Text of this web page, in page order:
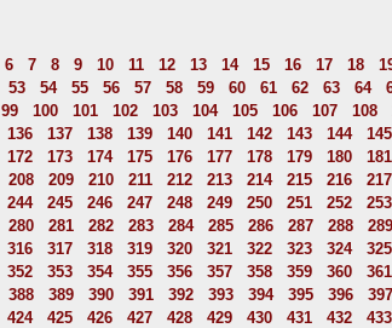
6 7 8 9 10 11 12 13 14 15 16 17 18
53 54 55 56 57 58 59 60 61 62 63 64
99 100 101 102 103 104 105 106 107 108
136 137 138 139 140 141 142 143 144 145
172 173 174 175 176 177 178 179 180 181
208 209 210 211 212 213 214 215 216 217
244 245 246 247 248 249 250 251 252 253
280 281 282 283 284 285 286 287 288 289
316 317 318 319 320 321 322 323 324 325
352 353 354 355 356 357 358 359 360 361
388 389 390 391 392 393 394 395 396 397
424 425 426 427 428 429 430 431 432 433